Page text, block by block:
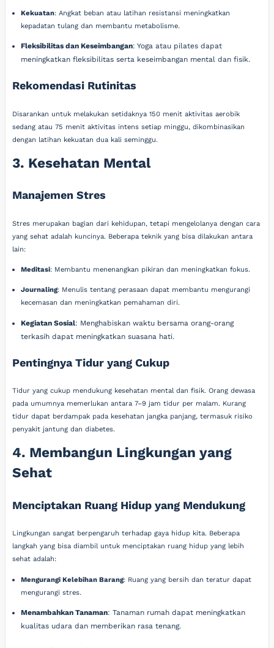
Kekuatan: Angkat beban atau latihan resistansi meningkatkan
kepadatan tulang dan membantu metabolisme.
Fleksibilitas dan Keseimbangan: Yoga atau pilates dapat
meningkatkan fleksibilitas serta keseimbangan mental dan fisik.
Rekomendasi Rutinitas
Disarankan untuk melakukan setidaknya 150 menit aktivitas aerobik
sedang atau 75 menit aktivitas intens setiap minggu, dikombinasikan
dengan latihan kekuatan dua kali seminggu.
3. Kesehatan Mental
Manajemen Stres
Stres merupakan bagian dari kehidupan, tetapi mengelolanya dengan cara
yang sehat adalah kuncinya. Beberapa teknik yang bisa dilakukan antara
lain:
Meditasi: Membantu menenangkan pikiran dan meningkatkan fokus.
Journaling: Menulis tentang perasaan dapat membantu mengurangi
kecemasan dan meningkatkan pemahaman diri.
Kegiatan Sosial: Menghabiskan waktu bersama orang-orang
terkasih dapat meningkatkan suasana hati.
Pentingnya Tidur yang Cukup
Tidur yang cukup mendukung kesehatan mental dan fisik. Orang dewasa
pada umumnya memerlukan antara 7–9 jam tidur per malam. Kurang
tidur dapat berdampak pada kesehatan jangka panjang, termasuk risiko
penyakit jantung dan diabetes.
4. Membangun Lingkungan yang
Sehat
Menciptakan Ruang Hidup yang Mendukung
Lingkungan sangat berpengaruh terhadap gaya hidup kita. Beberapa
langkah yang bisa diambil untuk menciptakan ruang hidup yang lebih
sehat adalah:
Mengurangi Kelebihan Barang: Ruang yang bersih dan teratur dapat
mengurangi stres.
Menambahkan Tanaman: Tanaman rumah dapat meningkatkan
kualitas udara dan memberikan rasa tenang.